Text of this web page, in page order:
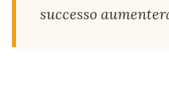
successo